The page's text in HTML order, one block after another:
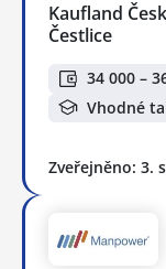
Kaufland
Čestlice
34 000 –
Vhodné
Zveřejněno: 3.